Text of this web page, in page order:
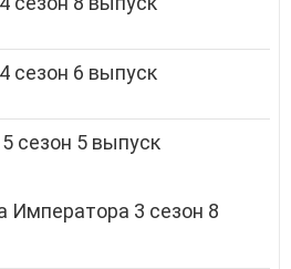
сезон 6 выпуск
сезон 5 выпуск